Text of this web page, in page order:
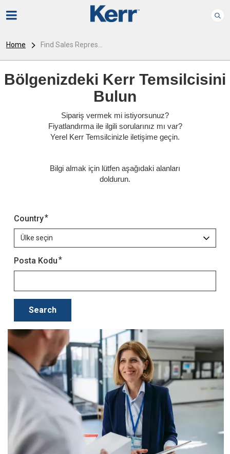
Home Find Sales Repres...
Bölgenizdeki Kerr Temsilcisini
Bulun
Sipariş vermek mi istiyorsunuz?
Fiyatlandırma ile ilgili sorularınız mı var?
Yerel Kerr Temsilcinizle iletişime geçin.
Bilgi almak için lütfen aşağıdaki alanları
doldurun.
Country
Posta Kodu